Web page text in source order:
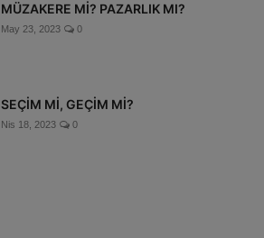
MÜZAKERE Mİ? PAZARLIK MI?
May 23, 2023 0
SEÇİM Mİ, GEÇİM Mİ?
Nis 18, 2023 0